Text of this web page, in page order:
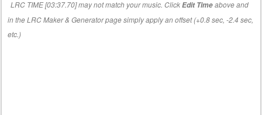
LRC TIME [03:37.70] may not match your music. ClickEdit Timeabove and
in the LRC Maker & Generator page simply apply an offset (+0.8 sec, -2.4 sec,
etc.)